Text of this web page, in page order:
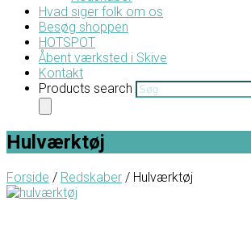
Hvad siger folk om os
Besøg shoppen
HOTSPOT
Åbent værksted i Skive
Kontakt
Products search
Hulværktøj
Forside / Redskaber / Hulværktøj